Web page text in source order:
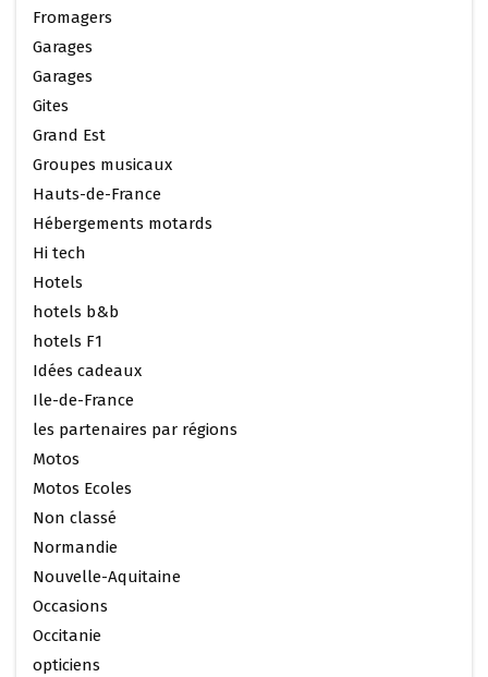
Fromagers
Garages
Garages
Gites
Grand Est
Groupes musicaux
Hauts-de-France
Hébergements motards
Hi tech
Hotels
hotels b&b
hotels F1
Idées cadeaux
Ile-de-France
les partenaires par régions
Motos
Motos Ecoles
Non classé
Normandie
Nouvelle-Aquitaine
Occasions
Occitanie
opticiens